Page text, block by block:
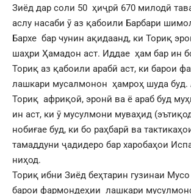
Зиёд дар соли 50 ҳиҷрӣ 670 милодӣ
аслу насаби ӯ аз қабоили Барбари
Бархе бар чунин ақидаанд, ки Ториқ
шаҳри Ҳамадон аст. Иддае ҳам бар ин
Ториқ аз қабоили арабӣ аст, ки барои
лашкари мусалмонон ҳамроҳ шуда
Ториқ африқоӣ, эронӣ ва ё араб буд
ин аст, ки ӯ мусулмони муваҳид
нобиғае буд, ки бо раҳбарӣ ва
тамаддуни ҷадидеро бар харобаҳои
ниҳод.
Ториқ ибни Зиёд беҳтарин гузинаи
барои фармондеҳии лашкари